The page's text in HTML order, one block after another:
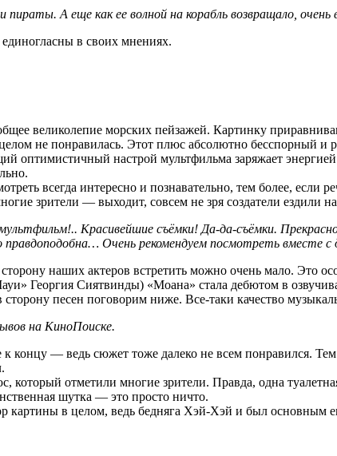
А еще как ее волной на корабль возвращало, очень
в своих мнениях.
великолепие морских пейзажей. Картинку
не понравилась. Этот плюс абсолютно бесспорный и
оптимистичный настрой мультфильма заряжает
всегда интересно и познавательно, тем более, если
зрители — выходит, совсем не зря создатели ездили
Красивейшие съёмки! Да-да-съёмки.
Очень рекомендуем посмотреть вместе с
наших актеров встретить можно очень мало. Это
Георгия Сиятвинды) «Моана» стала дебютом в
песен поговорим ниже. Все-таки качество
на КиноПоиске.
концу — ведь сюжет тоже далеко не всем понравился. Тем
который отметили многие зрители. Правда, одна
шутка — это просто ничто.
в целом, ведь бедняга Хэй-Хэй и был основным